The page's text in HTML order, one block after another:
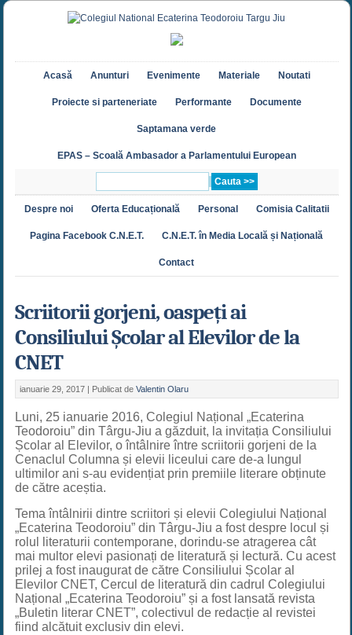
Acasă Anunturi Evenimente Materiale Noutati
Proiecte si parteneriate Performante Documente
Saptamana verde
EPAS – Scoală Ambasador a Parlamentului European
Despre noi Oferta Educațională Personal Comisia Calitatii
Pagina Facebook C.N.E.T. C.N.E.T. în Media Locală și Națională
Contact
Scriitorii gorjeni, oaspeți ai
Consiliului Școlar al Elevilor de la
CNET
ianuarie 29, 2017 | Publicat de Valentin Olaru
Luni, 25 ianuarie 2016, Colegiul Național „Ecaterina
Teodoroiu” din Târgu-Jiu a găzduit, la invitația Consiliului
Școlar al Elevilor, o întâlnire între scriitorii gorjeni de la
Cenaclul Columna și elevii liceului care de-a lungul
ultimilor ani s-au evidențiat prin premiile literare obținute
de către aceștia.
Tema întâlnirii dintre scriitori și elevii Colegiului Național
„Ecaterina Teodoroiu” din Târgu-Jiu a fost despre locul și
rolul literaturii contemporane, dorindu-se atragerea cât
mai multor elevi pasionați de literatură și lectură. Cu acest
prilej a fost inaugurat de către Consiliului Școlar al
Elevilor CNET, Cercul de literatură din cadrul Colegiului
Național „Ecaterina Teodoroiu” și a fost lansată revista
„Buletin literar CNET”, colectivul de redacție al revistei
fiind alcătuit exclusiv din elevi.